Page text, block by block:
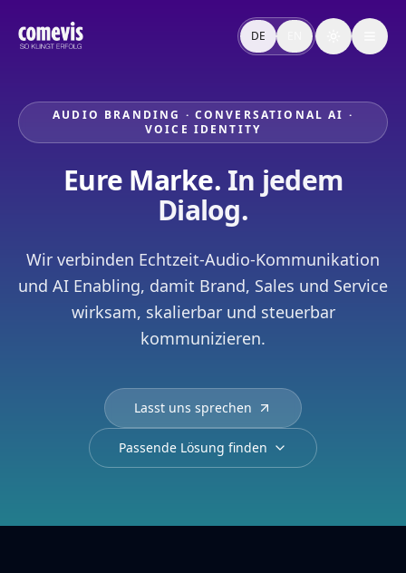
comevis verbindet Audio Branding, Conversational AI
Audio Branding, Conversational AI & Brand Voice
DE Toggle
AUDIO BRANDING · CONVERSATIONAL AI ·
VOICE IDENTITY
Eure Marke. In jedem
Dialog.
Wir verbinden Echtzeit-Audio-Kommunikation
und AI Enabling, damit Brand, Sales und Service
wirksam, skalierbar und steuerbar
kommunizieren.
Lasst uns sprechen
Passende Lösung finden